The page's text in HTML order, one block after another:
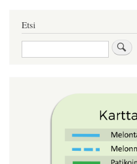
Etsi
Search